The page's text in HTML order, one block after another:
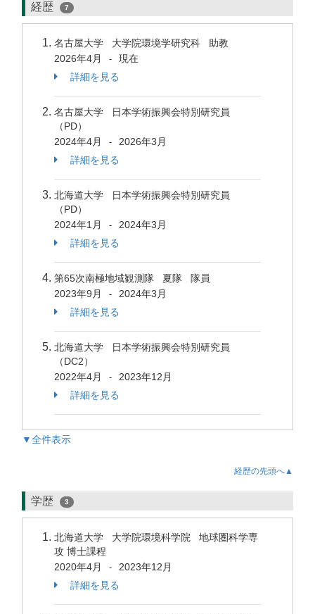
経歴 7
名古屋大学 大学院環境学研究科 助教
2026年4月
-
現在
詳細を見る
名古屋大学 日本学術振興会特別研究員
（PD）
2024年4月
-
2026年3月
詳細を見る
北海道大学 日本学術振興会特別研究員
（PD）
2024年1月
-
2024年3月
詳細を見る
第65次南極地域観測隊 夏隊 隊員
2023年9月
-
2024年3月
詳細を見る
北海道大学 日本学術振興会特別研究員
（DC2）
2022年4月
-
2023年12月
詳細を見る
▼全件表示
経歴の先頭へ▲
学歴 3
北海道大学 大学院環境科学院 地球圏科学専
攻 博士課程
2020年4月
-
2023年12月
詳細を見る